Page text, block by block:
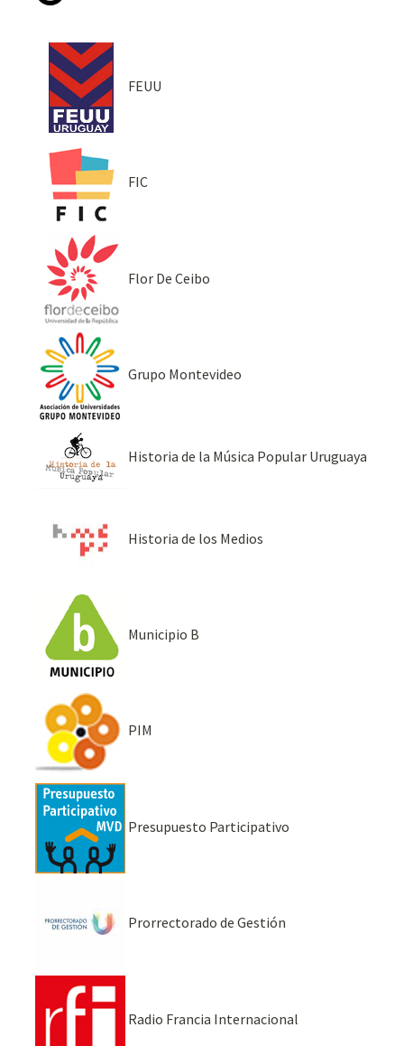
FEUU
FIC
Flor De Ceibo
Grupo Montevideo
Historia de la Música Popular Uruguaya
Historia de los Medios
Municipio B
PIM
Presupuesto Participativo
Prorrectorado de Gestión
Radio Francia Internacional